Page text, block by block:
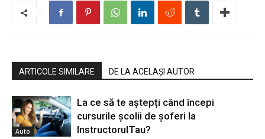
ARTICOLE SIMILARE DE LA ACELAȘI AUTOR
Auto
La ce să te aștepți când începi
cursurile școlii de șoferi la
InstructorulTau?